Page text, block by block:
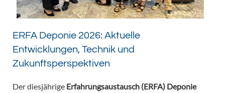
ERFA Deponie 2026: Aktuelle
Entwicklungen, Technik und
Zukunftsperspektiven
Der diesjährige Erfahrungsaustausch (ERFA) Deponie